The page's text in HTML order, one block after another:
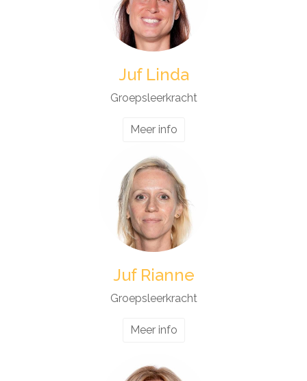
Juf Linda
Groepsleerkracht
Meer info
Juf Rianne
Groepsleerkracht
Meer info